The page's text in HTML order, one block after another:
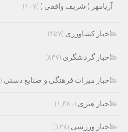
آریامهر ( شریف واقفی ) (۱۰۷)
اخبار کشاورزی (۴۵۷)
اخبار گردشگری (۸۳۷)
اخبار میراث فرهنگی و صنایع دستی (۱,۴۱۷)
اخبار هنری (۱,۴۸۰)
اخبار ورزشی (۱۲۸)